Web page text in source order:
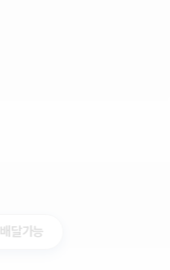
배달가능